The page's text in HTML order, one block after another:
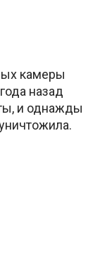
камеры
назад
и однажды